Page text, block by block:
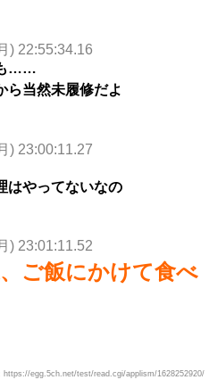
) 22:55:34.16
も……
ら当然未履修だよ
) 23:00:11.27
はやってないなの
) 23:01:11.52
ご飯にかけて食べ
https://egg.5ch.net/test/read.cgi/applism/1628252920/